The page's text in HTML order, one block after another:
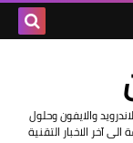
والايفون وحلول
آخر الاخبار التقنية